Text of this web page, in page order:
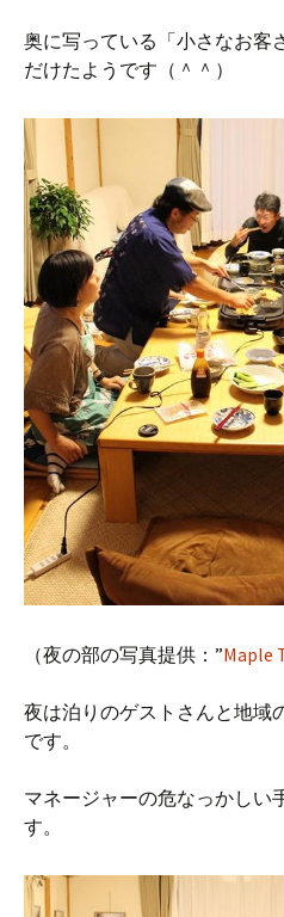
奥に写っている「小さなお客
だけたようです（＾＾）
（夜の部の写真提供：”Maple
夜は泊りのゲストさんと地域
です。
マネージャーの危なっかしい
す。